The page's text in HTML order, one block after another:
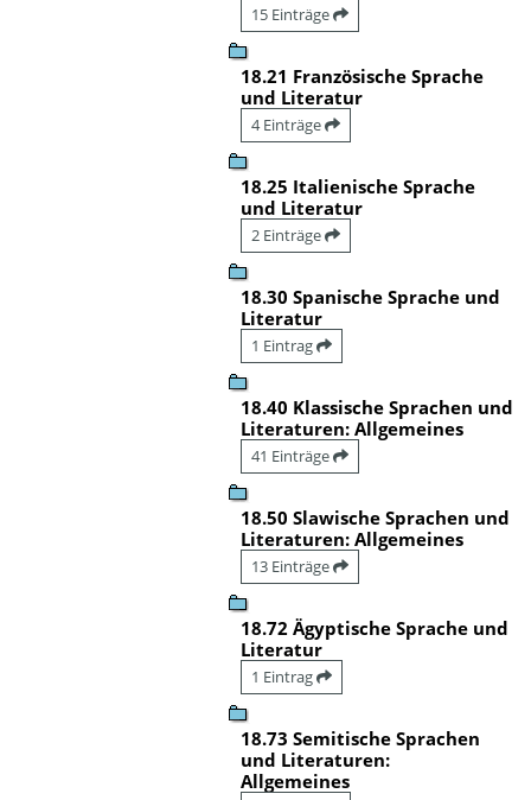
15 Einträge
18.21 Französische Sprache
und Literatur
4 Einträge
18.25 Italienische Sprache
und Literatur
2 Einträge
18.30 Spanische Sprache und
Literatur
1 Eintrag
18.40 Klassische Sprachen und
Literaturen: Allgemeines
41 Einträge
18.50 Slawische Sprachen und
Literaturen: Allgemeines
13 Einträge
18.72 Ägyptische Sprache und
Literatur
1 Eintrag
18.73 Semitische Sprachen
und Literaturen:
Allgemeines